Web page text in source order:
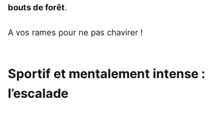
bouts de forêt.
A vos rames pour ne pas chavirer !
Sportif et mentalement intense :
l’escalade